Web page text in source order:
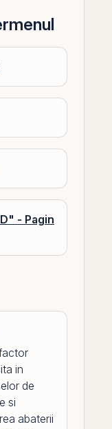
- Pagin
in
de
si
abaterii